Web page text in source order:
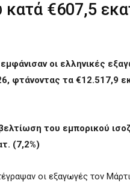
κατά €607,5
οι ελληνικές
φτάνοντας τα €12.517,9
του εμπορικού
(7,2%)
οι εξαγωγές τον